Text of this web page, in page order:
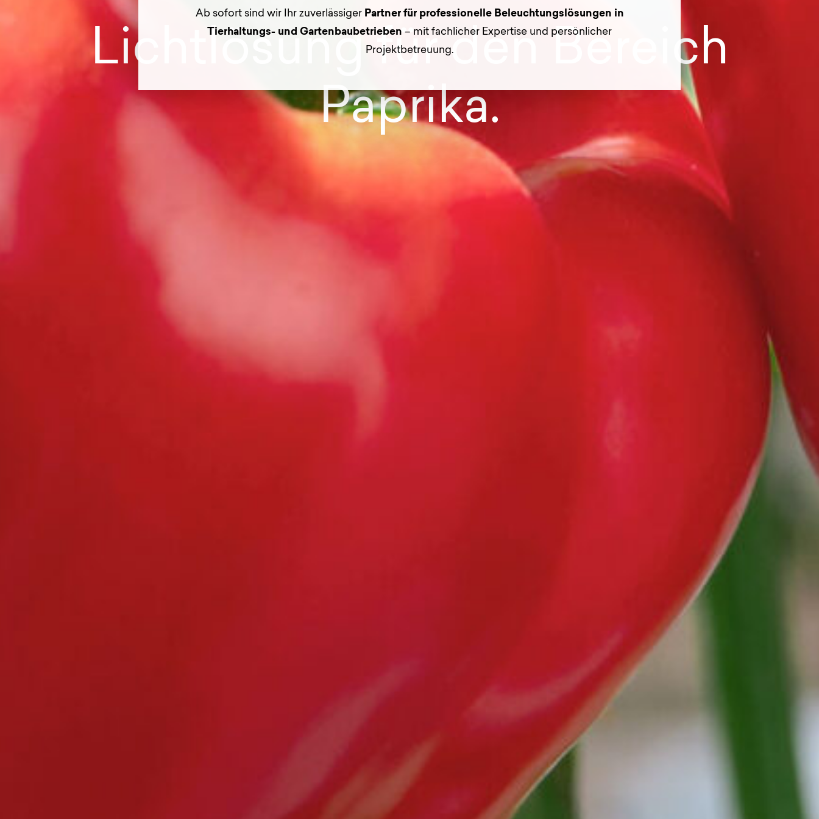
Ab sofort sind wir Ihr zuverlässiger Partner für professionelle Beleuchtungslösungen in
Tierhaltungs- und Gartenbaubetrieben – mit fachlicher Expertise und persönlicher
Projektbetreuung.
Lichtlösung für den Bereich
Paprika.